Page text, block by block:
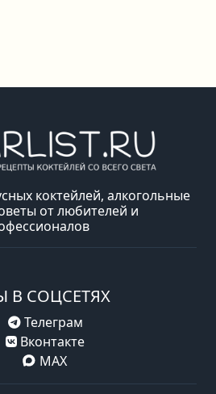
коктейлей, алкогольные
от любителей и
В СОЦСЕТЯХ
Телеграм
Вконтакте
MAX